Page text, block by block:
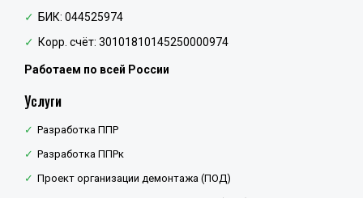
БИК: 044525974
Корр. счёт: 30101810145250000974
Работаем по всей России
Услуги
Разработка ППР
Разработка ППРк
Проект организации демонтажа (ПОД)